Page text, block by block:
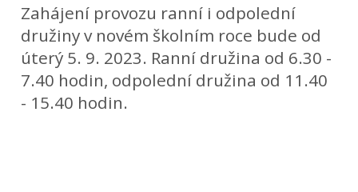
Zahájení provozu ranní i odpolední
družiny v novém školním roce bude od
úterý 5. 9. 2023. Ranní družina od 6.30 -
7.40 hodin, odpolední družina od 11.40
- 15.40 hodin.